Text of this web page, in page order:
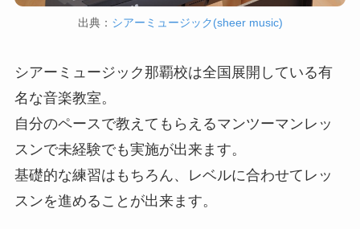
出典： シアーミュージック(sheer music)
シアーミュージック那覇校は全国展開している有
名な音楽教室。
自分のペースで教えてもらえるマンツーマンレッ
スンで未経験でも実施が出来ます。
基礎的な練習はもちろん、レベルに合わせてレッ
スンを進めることが出来ます。